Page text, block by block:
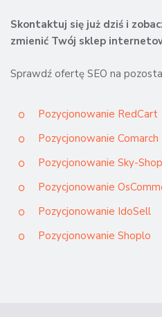
Skontaktuj się już dziś i
zmienić Twój sklep
Sprawdź ofertę SEO na
Pozycjonowanie RedCart
Pozycjonowanie Comarch
Pozycjonowanie Sky-Shop
Pozycjonowanie
Pozycjonowanie IdoSell
Pozycjonowanie Shoplo